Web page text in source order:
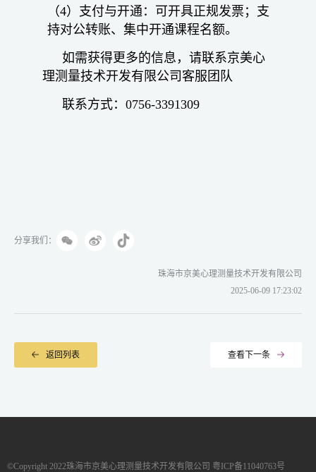
（4）支付与开通：可开具正规发票；支
持对公转账、集中开通课程名额。
如需获得更多的信息，请联系京美心
理测量技术开发有限公司客服团队
联系方式：0756-3391309
分享我们：
珠海市京美心理测量技术开发有限公司
2025-06-09 17:23:02
返回列表 查看下一条
©Copyright 2022珠海市京美心理测量技术开发有限公司 粤ICP备11040763号